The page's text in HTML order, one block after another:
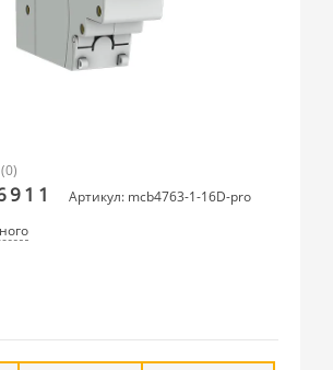
(0)
Артикул: mcb4763-1-16D-pro